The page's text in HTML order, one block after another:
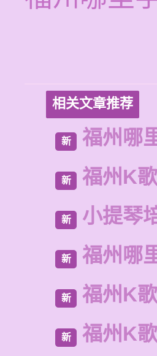
相关文章推荐
新 福州哪
新 福州K
新 小提琴
新 福州哪
新 福州K
新 福州K